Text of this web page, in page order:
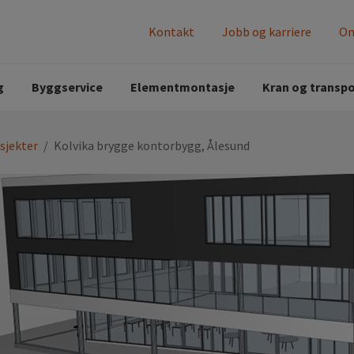
Kontakt Jobb og karriere
prosjekter
Byggservice Elementmontasje Kran og
/ Kolvika brygge kontorbygg, Ålesund